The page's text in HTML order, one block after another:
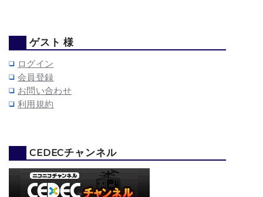
ゲスト 様
ログイン
会員登録
お問い合わせ
利用規約
CEDECチャンネル